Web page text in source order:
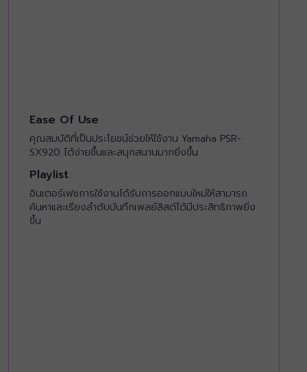
Ease Of Use
คุณสมบัติที่เป็นประโยชน์ช่วยให้ใช้งาน Yamaha PSR-
SX920 ได้ง่ายขึ้นและสนุกสนานมากยิ่งขึ้น
Playlist
อินเตอร์เฟซการใช้งานได้รับการออกแบบใหม่ให้สามารถ
ค้นหาและเรียงลำดับบันทึกเพลย์ลิสต์ได้มีประสิทธิภาพยิ่ง
ขึ้น